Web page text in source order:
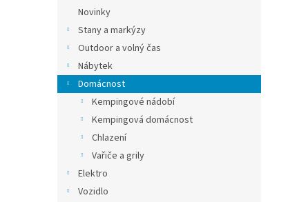
a
Novinky
Stany a markýzy
Outdoor a volný čas
Nábytek
Domácnost
Kempingové nádobí
Kempingová domácnost
Chlazení
Vařiče a grily
Elektro
Vozidlo